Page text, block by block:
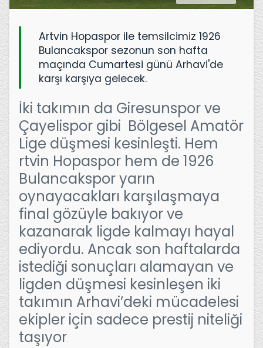
Artvin Hopaspor ile temsilcimiz 1926
Bulancakspor sezonun son hafta
maçında Cumartesi günü Arhavi'de
karşı karşıya gelecek.
İki takımın da Giresunspor ve
Çayelispor gibi Bölgesel Amatör
Lige düşmesi kesinleşti. Hem
rtvin Hopaspor hem de 1926
Bulancakspor yarın
oynayacakları karşılaşmaya
final gözüyle bakıyor ve
kazanarak ligde kalmayı hayal
ediyordu. Ancak son haftalarda
istediği sonuçları alamayan ve
ligden düşmesi kesinleşen iki
takımın Arhavi’deki mücadelesi
ekipler için sadece prestij niteliği
taşıyor.